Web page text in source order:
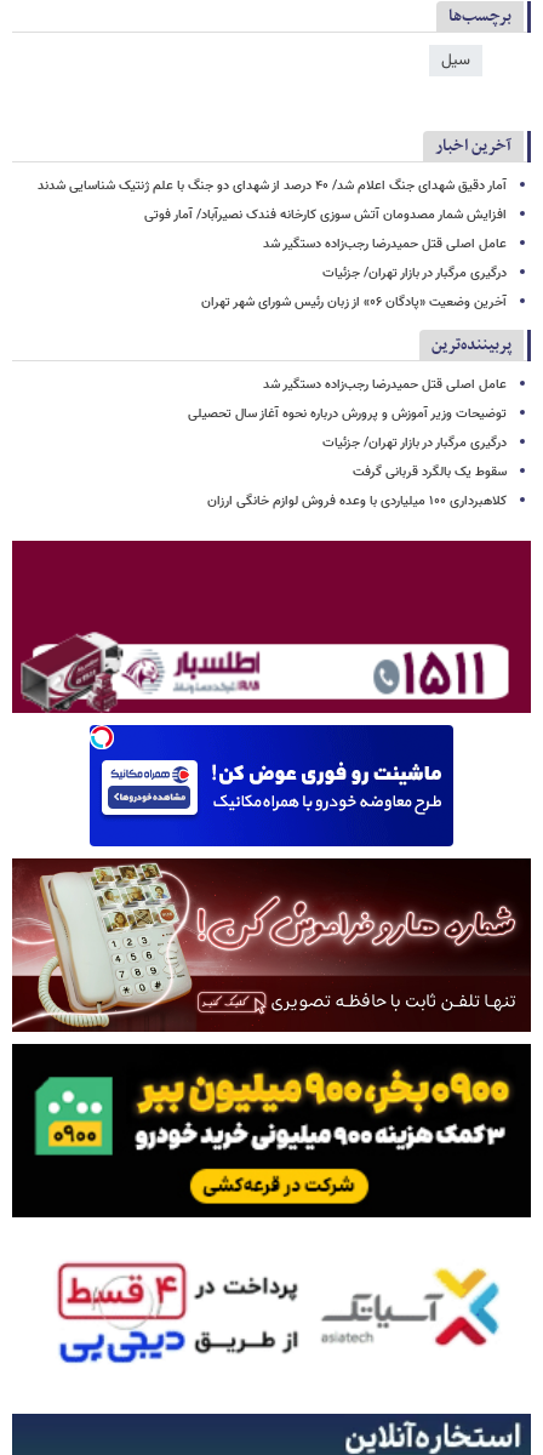
برچسب‌ها
سیل
آخرین اخبار
آمار دقیق شهدای جنگ اعلام شد/ ۴۰ درصد از شهدای دو جنگ با علم ژنتیک شناسایی شدند
افزایش شمار مصدومان آتش سوزی کارخانه فندک نصیرآباد/ آمار فوتی
عامل اصلی قتل حمیدرضا رجب‌زاده دستگیر شد
درگیری مرگبار در بازار تهران/ جزئیات
آخرین وضعیت «پادگان ۰۶» از زبان رئیس شورای شهر تهران
پربیننده‌ترین
عامل اصلی قتل حمیدرضا رجب‌زاده دستگیر شد
توضیحات وزیر آموزش و پرورش درباره نحوه آغاز سال تحصیلی
درگیری مرگبار در بازار تهران/ جزئیات
سقوط یک بالگرد قربانی گرفت
کلاهبرداری ۱۰۰ میلیاردی با وعده فروش لوازم خانگی ارزان